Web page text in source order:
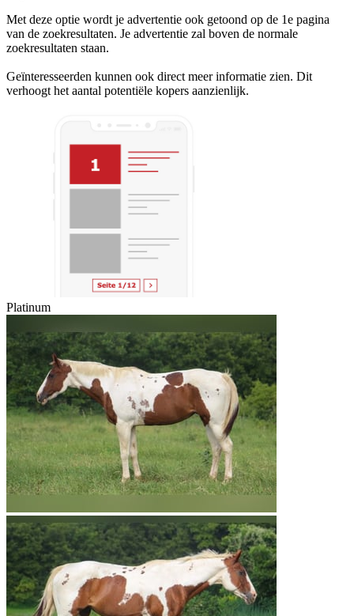
Met deze optie wordt je advertentie ook getoond op de 1e pagina
van de zoekresultaten. Je advertentie zal boven de normale
zoekresultaten staan.
Geïnteresseerden kunnen ook direct meer informatie zien. Dit
verhoogt het aantal potentiële kopers aanzienlijk.
Platinum